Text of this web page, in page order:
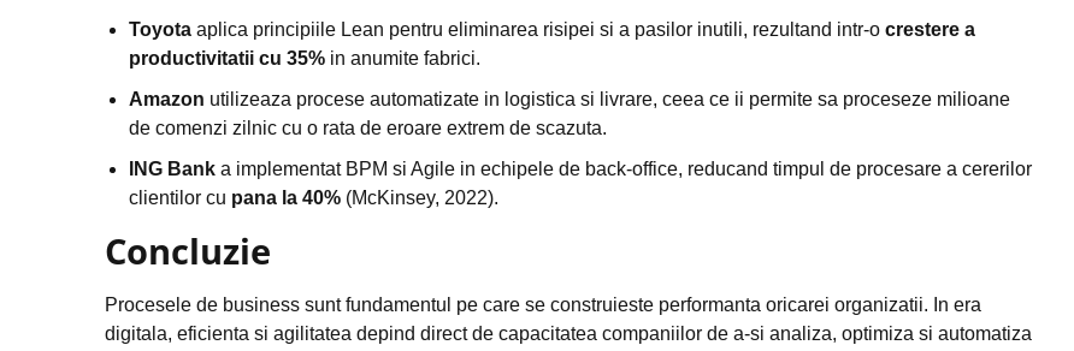
Toyota aplica principiile Lean pentru eliminarea risipei si a pasilor inutili, rezultand intr-o crestere a
productivitatii cu 35% in anumite fabrici.
Amazon utilizeaza procese automatizate in logistica si livrare, ceea ce ii permite sa proceseze milioane
de comenzi zilnic cu o rata de eroare extrem de scazuta.
ING Bank a implementat BPM si Agile in echipele de back-office, reducand timpul de procesare a cererilor
clientilor cu pana la 40% (McKinsey, 2022).
Concluzie
Procesele de business sunt fundamentul pe care se construieste performanta oricarei organizatii. In era
digitala, eficienta si agilitatea depind direct de capacitatea companiilor de a-si analiza, optimiza si automatiza